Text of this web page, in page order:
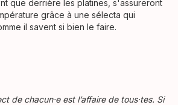
que derrière les platines, s'assureront
grâce à une sélecta qui
il savent si bien le faire.
de chacun·e est l’affaire de tous·tes. Si